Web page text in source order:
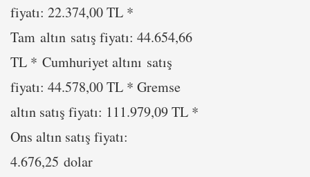
fiyatı: 22.374,00 TL *
Tam altın satış fiyatı: 44.654,66
TL * Cumhuriyet altını satış
fiyatı: 44.578,00 TL * Gremse
altın satış fiyatı: 111.979,09 TL *
Ons altın satış fiyatı:
4.676,25 dolar